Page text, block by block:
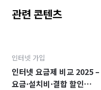
관련 콘텐츠
인터넷 가입
인터넷 요금제 비교 2025 –
요금·설치비·결합 할인